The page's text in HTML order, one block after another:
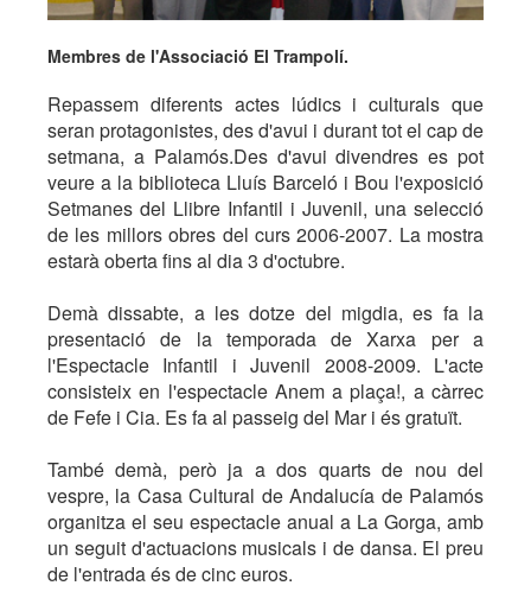
Membres de l'Associació El Trampolí.
Repassem diferents actes lúdics i culturals que
seran protagonistes, des d'avui i durant tot el cap de
setmana, a Palamós.Des d'avui divendres es pot
veure a la biblioteca Lluís Barceló i Bou l'exposició
Setmanes del Llibre Infantil i Juvenil, una selecció
de les millors obres del curs 2006-2007. La mostra
estarà oberta fins al dia 3 d'octubre.
Demà dissabte, a les dotze del migdia, es fa la
presentació de la temporada de Xarxa per a
l'Espectacle Infantil i Juvenil 2008-2009. L'acte
consisteix en l'espectacle Anem a plaça!, a càrrec
de Fefe i Cia. Es fa al passeig del Mar i és gratuït.
També demà, però ja a dos quarts de nou del
vespre, la Casa Cultural de Andalucía de Palamós
organitza el seu espectacle anual a La Gorga, amb
un seguit d'actuacions musicals i de dansa. El preu
de l'entrada és de cinc euros.